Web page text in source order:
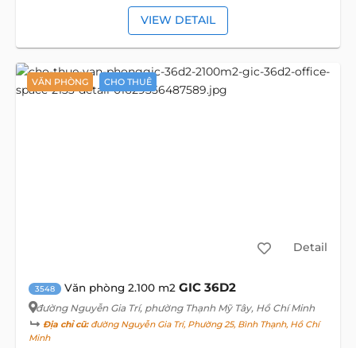
VIEW DETAIL
VĂN PHÒNG CHO THUÊ
Detail
3548 Văn phòng 2.100 m2 GIC 36D2
đường Nguyễn Gia Trí, phường Thạnh Mỹ Tây, Hồ Chí Minh
Địa chỉ cũ:đường Nguyễn Gia Trí, Phường 25, Bình Thạnh, Hồ Chí
Minh